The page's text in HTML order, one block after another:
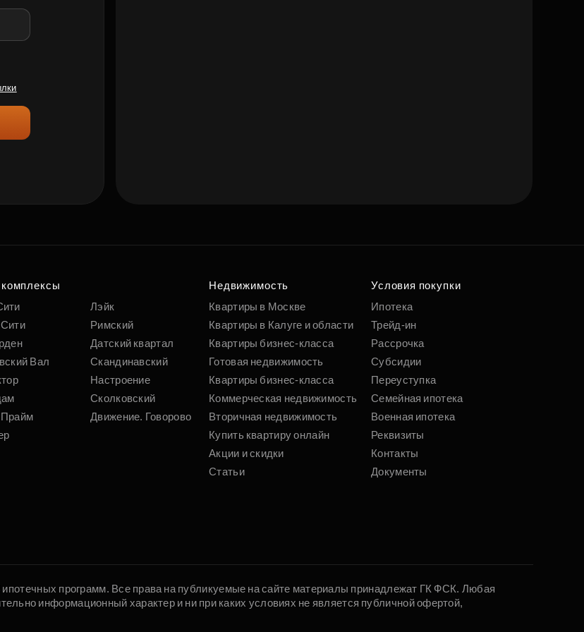
Вал
Лэйк
Римский
Датский квартал
Скандинавский
Настроение
Сколковский
Движение. Говорово
Недвижимость
Квартиры в Москве
Квартиры в Калуге и области
Квартиры бизнес-класса
Готовая недвижимость
Квартиры бизнес-класса
Коммерческая недвижимость
Вторичная недвижимость
Купить квартиру онлайн
Акции и скидки
Статьи
Условия покупки
Ипотека
Трейд-ин
Рассрочка
Субсидии
Переуступка
Семейная ипотека
Военная ипотека
Реквизиты
Контакты
Документы
программ. Все права на публикуемые на сайте материалы принадлежат ГК ФСК. Любая
информационный характер и ни при каких условиях не является публичной офертой,